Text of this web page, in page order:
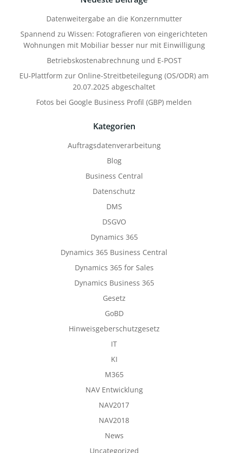
Datenweitergabe an die Konzernmutter
Spannend zu Wissen: Fotografieren von eingerichteten
Wohnungen mit Mobiliar besser nur mit Einwilligung
Betriebskostenabrechnung und E-POST
EU-Plattform zur Online-Streitbeteilegung (OS/ODR) am
20.07.2025 abgeschaltet
Fotos bei Google Business Profil (GBP) melden
Kategorien
Auftragsdatenverarbeitung
Blog
Business Central
Datenschutz
DMS
DSGVO
Dynamics 365
Dynamics 365 Business Central
Dynamics 365 for Sales
Dynamics Business 365
Gesetz
GoBD
Hinweisgeberschutzgesetz
IT
KI
M365
NAV Entwicklung
NAV2017
NAV2018
News
Uncategorized